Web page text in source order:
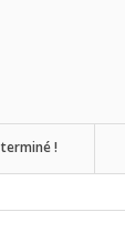
terminé !